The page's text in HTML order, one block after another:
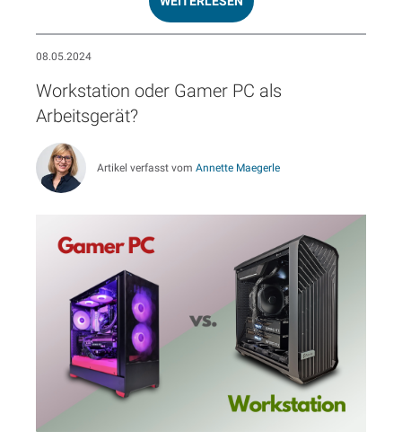
08.05.2024
Workstation oder Gamer PC als
Arbeitsgerät?
Artikel verfasst vom Annette Maegerle